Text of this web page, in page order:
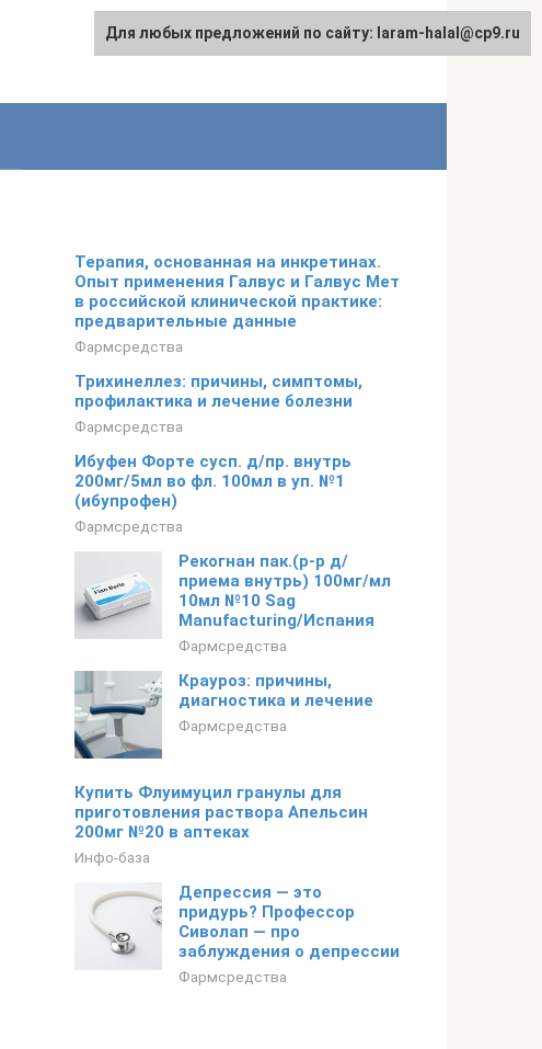
Терапия, основанная на инкретинах.
Опыт применения Галвус и Галвус Мет
в российской клинической практике:
предварительные данные
Фармсредства
Трихинеллез: причины, симптомы,
профилактика и лечение болезни
Фармсредства
Ибуфен Форте сусп. д/пр. внутрь
200мг/5мл во фл. 100мл в уп. №1
(ибупрофен)
Фармсредства
Рекогнан пак.(р-р д/
приема внутрь) 100мг/мл
10мл №10 Sag
Manufacturing/Испания
Фармсредства
Крауроз: причины,
диагностика и лечение
Фармсредства
Купить Флуимуцил гранулы для
приготовления раствора Апельсин
200мг №20 в аптеках
Инфо-база
Депрессия — это
придурь? Профессор
Сиволап — про
заблуждения о депрессии
Фармсредства
Для любых предложений по сайту: laram-halal@cp9.ru